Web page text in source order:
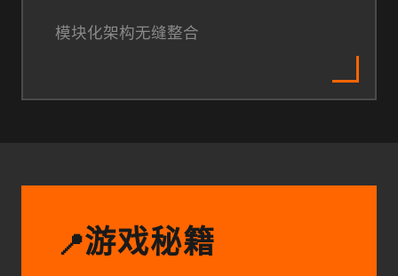
模块化架构无缝整合
📍游戏秘籍